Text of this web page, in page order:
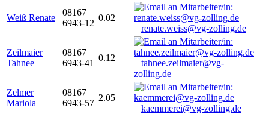
Weiß Renate
08167
6943-12
0.02
renate.weiss@vg-zolling.de
Zeilmaier
Tahnee
08167
6943-41
0.12
tahnee.zeilmaier@vg-
zolling.de
Zelmer
Mariola
08167
6943-57
2.05
kaemmerei@vg-zolling.de